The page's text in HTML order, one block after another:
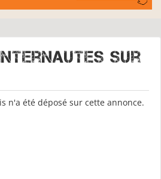
sur
n'a été déposé sur cette annonce.